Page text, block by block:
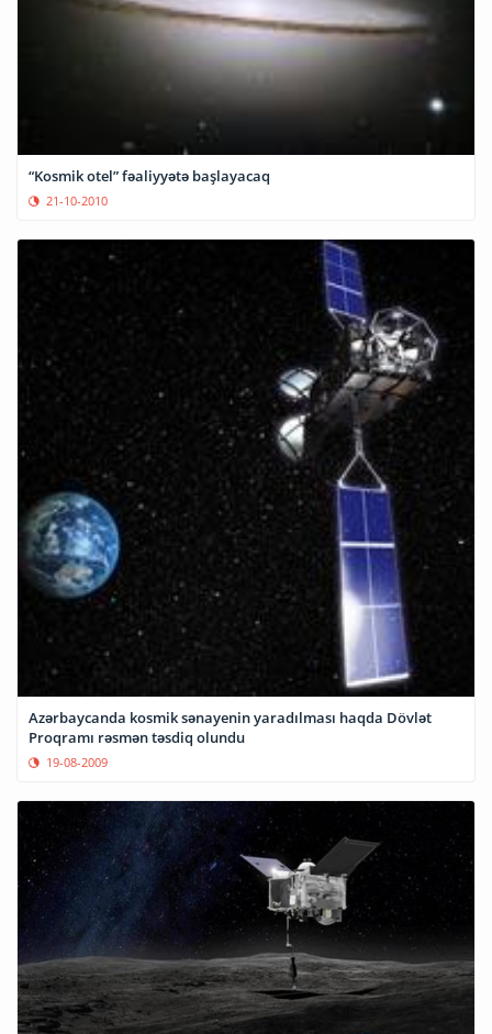
“Kosmik otel” fəaliyyətə başlayacaq
21-10-2010
Azərbaycanda kosmik sənayenin yaradılması haqda Dövlət
Proqramı rəsmən təsdiq olundu
19-08-2009